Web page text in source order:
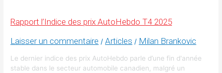
à
jour
Rapport l’Indice des prix AutoHebdo T4 2025
Laisser un commentaire /Articles / Milan Brankovic
Le dernier indice des prix AutoHebdo parle d’une fin d'année
stable dans le secteur automobile canadien, malgré un